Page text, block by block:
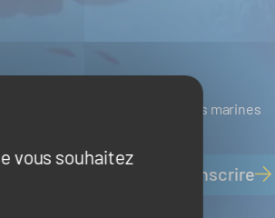
vous souhaitez
Ressources biologiques marines
S'inscrire